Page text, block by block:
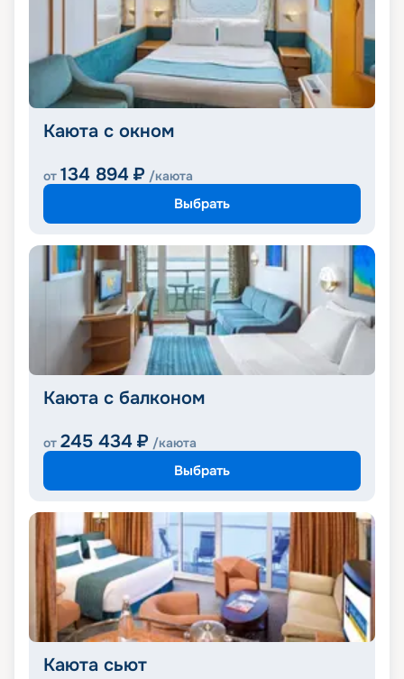
Каюта с окном
от 134 894 ₽ /каюта
Выбрать
Каюта с балконом
от 245 434 ₽ /каюта
Выбрать
Каюта сьют